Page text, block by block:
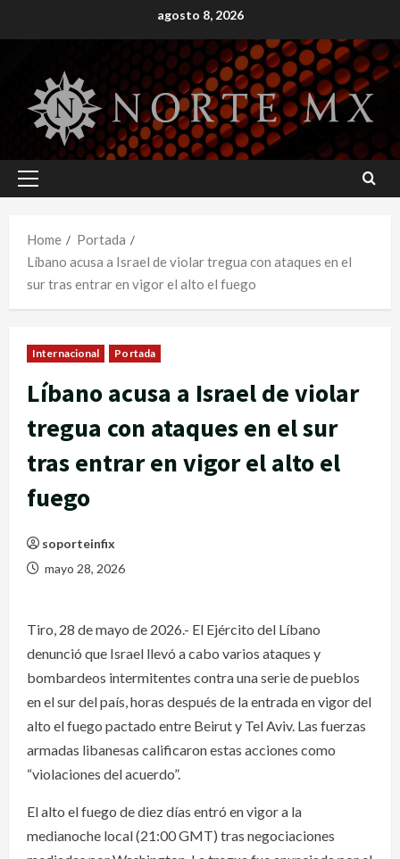
to
agosto 8, 2026
Primary
Home
Portada
Líbano acusa a Israel de violar tregua con ataques en el
sur tras entrar en vigor el alto el fuego
Internacional Portada
Líbano acusa a Israel de violar
tregua con ataques en el sur
tras entrar en vigor el alto el
fuego
soporteinfix
mayo 28, 2026
Tiro, 28 de mayo de 2026.- El Ejército del Líbano
denunció que Israel llevó a cabo varios ataques y
bombardeos intermitentes contra una serie de pueblos
en el sur del país, horas después de la entrada en vigor del
alto el fuego pactado entre Beirut y Tel Aviv. Las fuerzas
armadas libanesas calificaron estas acciones como
“violaciones del acuerdo”.
El alto el fuego de diez días entró en vigor a la
medianoche local (21:00 GMT) tras negociaciones